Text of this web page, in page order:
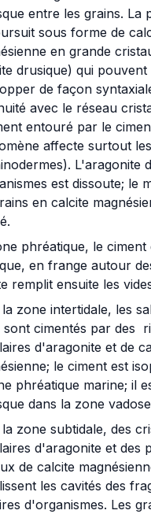
entre les grains. La
sous forme de
en grande
drusique) qui pouvent
de façon
avec le réseau
entouré par le
affecte surtout
L'aragonite
est dissoute; le
en calcite
phréatique, le
en frange autour
remplit ensuite les
zone intertidale, les
sont cimentés par des
d'aragonite et de
le ciment est
phréatique marine; il
dans la zone
la zone subtidale, des
d'aragonite et des
de calcite
les cavités des
d'organismes. Les